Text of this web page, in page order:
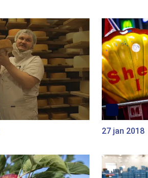
27 jan 2018